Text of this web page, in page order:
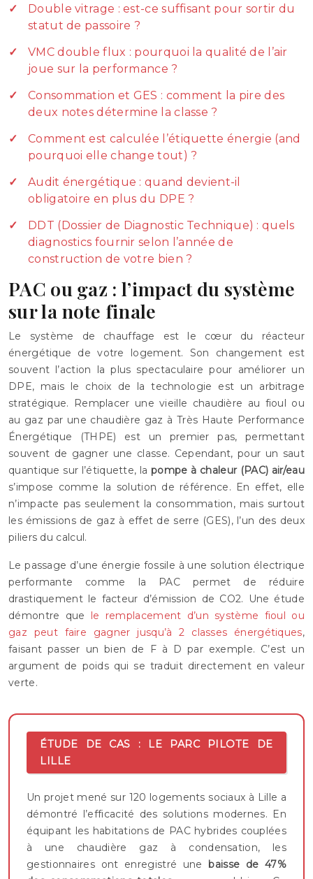
Double vitrage : est-ce suffisant pour sortir du
statut de passoire ?
VMC double flux : pourquoi la qualité de l’air
joue sur la performance ?
Consommation et GES : comment la pire des
deux notes détermine la classe ?
Comment est calculée l’étiquette énergie (and
pourquoi elle change tout) ?
Audit énergétique : quand devient-il
obligatoire en plus du DPE ?
DDT (Dossier de Diagnostic Technique) : quels
diagnostics fournir selon l’année de
construction de votre bien ?
PAC ou gaz : l’impact du système
sur la note finale
Le système de chauffage est le cœur du réacteur
énergétique de votre logement. Son changement est
souvent l’action la plus spectaculaire pour améliorer un
DPE, mais le choix de la technologie est un arbitrage
stratégique. Remplacer une vieille chaudière au fioul ou
au gaz par une chaudière gaz à Très Haute Performance
Énergétique (THPE) est un premier pas, permettant
souvent de gagner une classe. Cependant, pour un saut
quantique sur l’étiquette, lapompe à chaleur (PAC) air/eau
s’impose comme la solution de référence. En effet, elle
n’impacte pas seulement la consommation, mais surtout
les émissions de gaz à effet de serre (GES), l’un des deux
piliers du calcul.
Le passage d’une énergie fossile à une solution électrique
performante comme la PAC permet de réduire
drastiquement le facteur d’émission de CO2. Une étude
démontre que le remplacement d’un système fioul ou
gaz peut faire gagner jusqu’à 2 classes énergétiques,
faisant passer un bien de F à D par exemple. C’est un
argument de poids qui se traduit directement en valeur
verte.
ÉTUDE DE CAS : LE PARC PILOTE DE
LILLE
Un projet mené sur 120 logements sociaux à Lille a
démontré l’efficacité des solutions modernes. En
équipant les habitations de PAC hybrides couplées
à une chaudière gaz à condensation, les
gestionnaires ont enregistré une baisse de 47%